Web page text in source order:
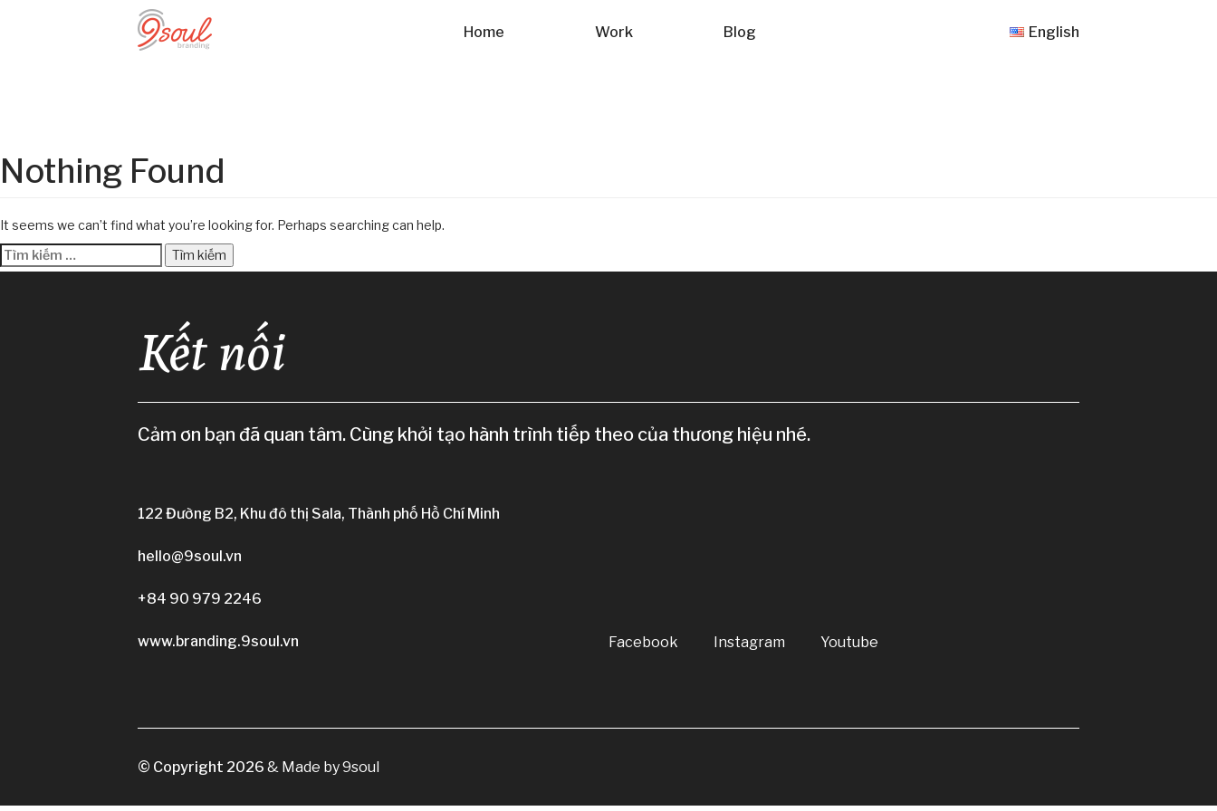
Home Work Blog English
Nothing Found
It seems we can’t find what you’re looking for. Perhaps searching can help.
Tìm
kiếm
Kết nối
Cảm ơn bạn đã quan tâm. Cùng khởi tạo hành trình tiếp theo của thương hiệu nhé.
122 Đường B2, Khu đô thị Sala, Thành phố Hồ Chí Minh
hello@9soul.vn
+84 90 979 2246
www.branding.9soul.vn Facebook Instagram Youtube
© Copyright 2026 & Made by 9soul